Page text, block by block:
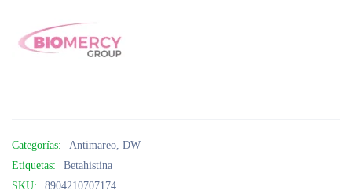
Categorías: Antimareo, DW
Etiquetas:
Betahistina
SKU:
8904210707174